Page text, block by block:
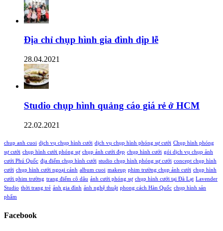
Địa chỉ chụp hình gia đình dịp lễ
28.04.2021
Studio chụp hình quảng cáo giá rẻ ở HCM
22.02.2021
chup anh cuoi dịch vụ chụp hình cưới dịch vụ chụp hình phóng sự cưới Chụp hình phóng
sự cưới chụp hình cưới phóng sự chụp ảnh cưới đẹp chụp hình cưới gói dịch vụ chụp ảnh
cưới Phú Quốc địa điểm chụp hình cưới studio chụp hình phóng sự cưới concept chụp hình
cưới chụp hình cưới ngoại cảnh album cuoi makeup phim trường chụp ảnh cưới chụp hình
cưới phim trường trang điểm cô dâu ảnh cưới phóng sự chụp hình cưới tại Đà Lạt Lavender
Studio thời trang trẻ ảnh gia đình ảnh nghệ thuật phong cách Hàn Quốc chụp hình sản
phẩm
Facebook